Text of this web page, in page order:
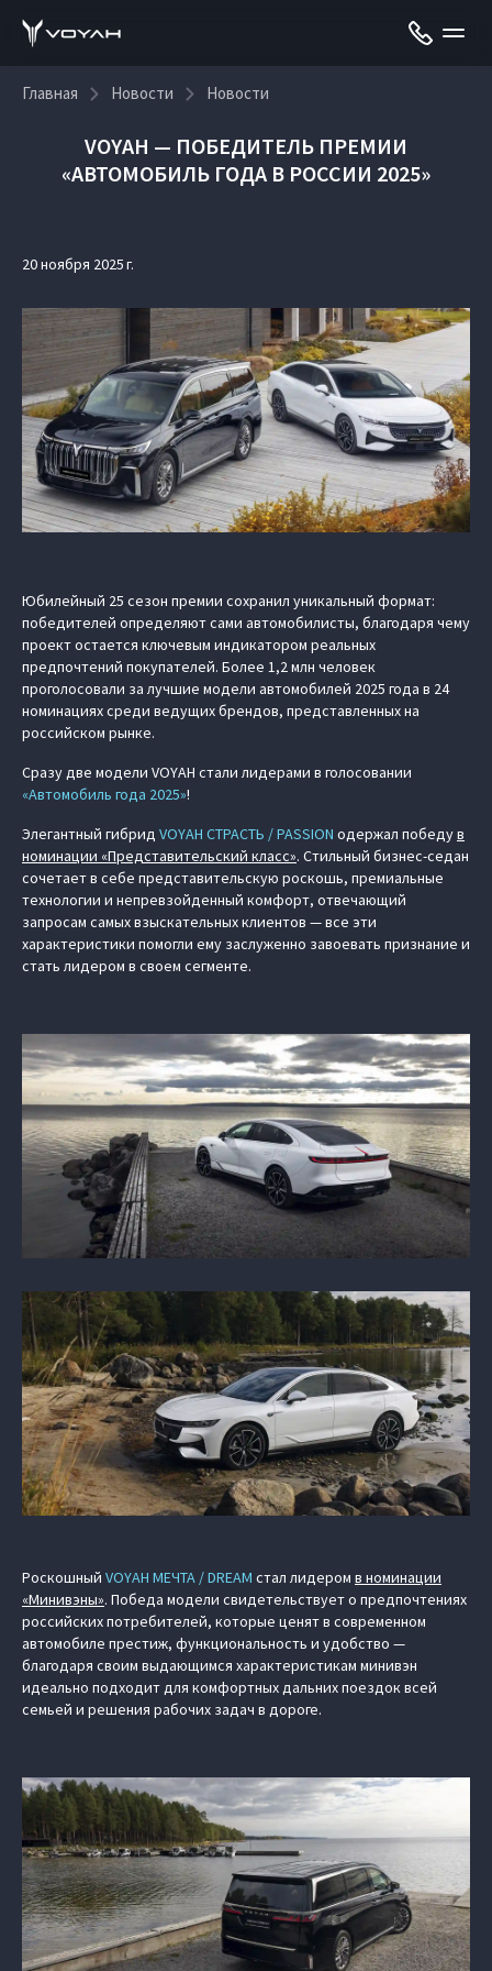
Главная Новости Новости
VOYAH — ПОБЕДИТЕЛЬ ПРЕМИИ
«АВТОМОБИЛЬ ГОДА В РОССИИ 2025»
20 ноября 2025 г.
Юбилейный 25 сезон премии сохранил уникальный формат:
победителей определяют сами автомобилисты, благодаря чему
проект остается ключевым индикатором реальных
предпочтений покупателей. Более 1,2 млн человек
проголосовали за лучшие модели автомобилей 2025 года в 24
номинациях среди ведущих брендов, представленных на
российском рынке.
Сразу две модели VOYAH стали лидерами в голосовании
«Автомобиль года 2025»!
Элегантный гибрид VOYAH СТРАСТЬ / PASSION одержал победув
номинации «Представительский класс». Стильный бизнес-седан
сочетает в себе представительскую роскошь, премиальные
технологии и непревзойденный комфорт, отвечающий
запросам самых взыскательных клиентов — все эти
характеристики помогли ему заслуженно завоевать признание и
стать лидером в своем сегменте.
Роскошный VOYAH МЕЧТА / DREAM стал лидером в номинации
«Минивэны». Победа модели свидетельствует о предпочтениях
российских потребителей, которые ценят в современном
автомобиле престиж, функциональность и удобство —
благодаря своим выдающимся характеристикам минивэн
идеально подходит для комфортных дальних поездок всей
семьей и решения рабочих задач в дороге.